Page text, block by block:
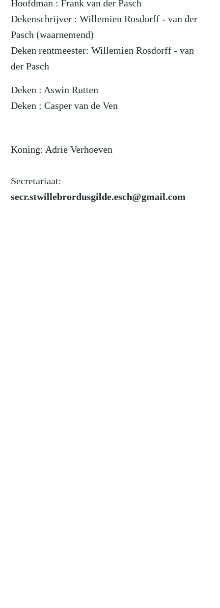
Hoofdman : Frank van der Pasch
Dekenschrijver : Willemien Rosdorff - van der
Pasch (waarnemend)
Deken rentmeester: Willemien Rosdorff - van
der Pasch
Deken : Aswin Rutten
Deken : Casper van de Ven
Koning: Adrie Verhoeven
Secretariaat:
secr.stwillebrordusgilde.esch@gmail.com